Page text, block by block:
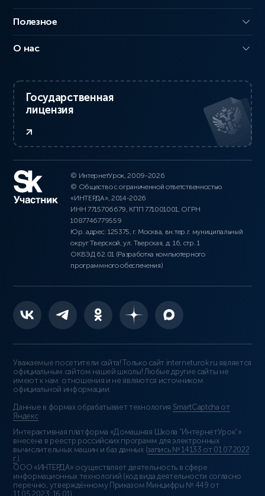
Полезное
О нас
Государственная
лицензия
© ИнтернетУрок, 2009-2026
© Общество с ограниченной ответственностью
«ИНТЕРДА», 2014-2026
ИНН 7715706679, КПП 771001001, ОГРН
1087746779559
Юр. адрес: 125375, г. Москва, вн.тер.г. муниципальный
округ Тверской, ул. Тверская, д. 16, стр. 1
ОКВЭД 62.01 (Разработка компьютерного
программного обеспечения)
Уважаемые посетители сайта! Только сайт interneturok.ru является
официальным сайтом нашей школы! Любые другие сайты не
имеют к нам отношения и не являются источником
официальной информации.
Данные в формах обрабатывает технология SmartCaptcha от
Яндекс
Интерактивная платформа «Домашняя Школа “ИнтернетУрок”»
внесена в реестр российских программ для электронных
вычислительных машин и баз данных (запись № 14133 от 01.07.2022
г.).
ООО «ИНТЕРДА» осуществляет деятельность в сфере
информационных технологий (код вида деятельности согласно
перечню, утверждённому Приказом Минцифры № 449 от
11.05.2023: 16.01)